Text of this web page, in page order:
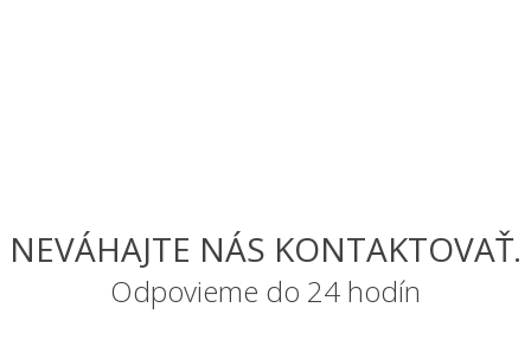
NEVÁHAJTE NÁS KONTAKTOVAŤ.
Odpovieme do 24 hodín